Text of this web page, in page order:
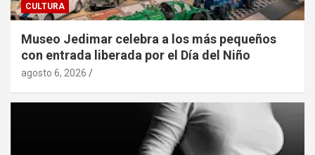
CULTURA
Museo Jedimar celebra a los más pequeños
con entrada liberada por el Día del Niño
agosto 6, 2026